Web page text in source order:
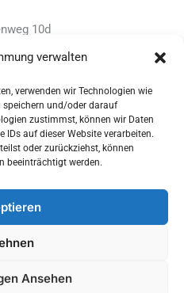
verwalten
verwenden wir Technologien wie
speichern und/oder darauf
zustimmst, können wir Daten
IDs auf dieser Website verarbeiten.
oder zurückziehst, können
beeinträchtigt werden.
Ansehen
10d
Windorf
- 97 39 0
e.K | Alle